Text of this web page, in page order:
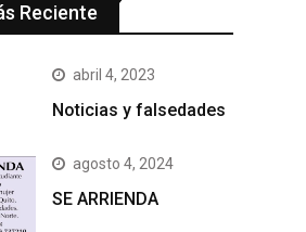
Reciente
abril 4, 2023
Noticias y falsedades
agosto 4, 2024
SE ARRIENDA